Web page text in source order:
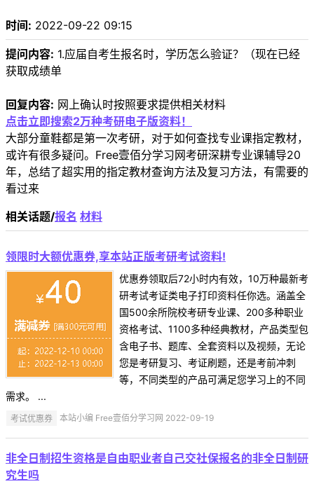
时间: 2022-09-22 09:15
提问内容: 1.应届自考生报名时，学历怎么验证？（现在已经
获取成绩单
回复内容: 网上确认时按照要求提供相关材料
点击立即搜索2万种考研电子版资料！
大部分童鞋都是第一次考研，对于如何查找专业课指定教材，
或许有很多疑问。Free壹佰分学习网考研深耕专业课辅导20
年，总结了超实用的指定教材查询方法及复习方法，有需要的
看过来
相关话题/报名 材料
领限时大额优惠券,享本站正版考研考试资料!
优惠券领取后72小时内有效，10万种最新考
研考试考证类电子打印资料任你选。涵盖全
国500余所院校考研专业课、200多种职业
资格考试、1100多种经典教材，产品类型包
含电子书、题库、全套资料以及视频，无论
您是考研复习、考证刷题，还是考前冲刺
等，不同类型的产品可满足您学习上的不同
需求。 ...
考试优惠券 本站小编 Free壹佰分学习网 2022-09-19
非全日制招生资格是自由职业者自己交社保报名的非全日制研
究生吗